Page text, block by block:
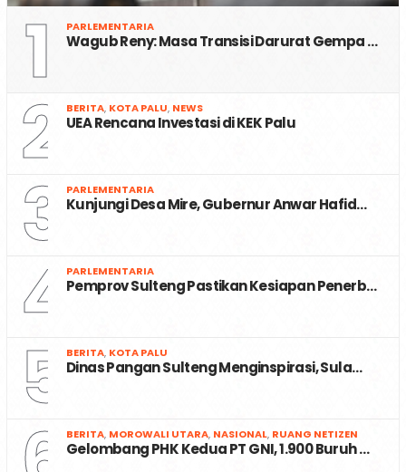
1 PARLEMENTARIA
Wagub Reny: Masa Transisi Darurat Gempa …
2 BERITA, KOTA PALU, NEWS
UEA Rencana Investasi di KEK Palu
3 PARLEMENTARIA
Kunjungi Desa Mire, Gubernur Anwar Hafid…
4 PARLEMENTARIA
Pemprov Sulteng Pastikan Kesiapan Penerb…
5 BERITA, KOTA PALU
Dinas Pangan Sulteng Menginspirasi, Sula…
BERITA, MOROWALI UTARA, NASIONAL, RUANG NETIZEN
Gelombang PHK Kedua PT GNI, 1.900 Buruh …